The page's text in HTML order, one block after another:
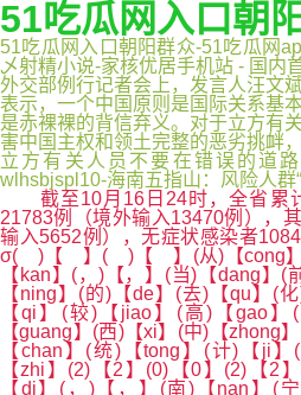
51吃瓜网入口朝
51吃瓜网入口朝阳群众-51吃瓜网
乄射精小说-家核优居手机站 - 国
外交部例行记者会上，发言人汪文
表示，一个中国原则是国际关系基
是赤裸裸的背信弃义。对于立方有
害中国主权和领土完整的恶劣挑衅
立方有关人员不要在错误的道
wlhsbjspl10-海南五指山：风险人群
截至10月16日24时，全省累
21783例（境外输入13470例），
输入5652例），无症状感染者
σ( )【 】( )【 】(从)【cong】(
【kan】(，)【，】(当)【dang】
【ning】(的)【de】(去)【qu】(
【qi】(较)【jiao】(高)【gao
【guang】(西)【xi】(中)【zhong
【chan】(统)【tong】(计)【ji
【zhi】(2)【2】(0)【0】(2)【2
【di】(，)【，】(南)【nan】(